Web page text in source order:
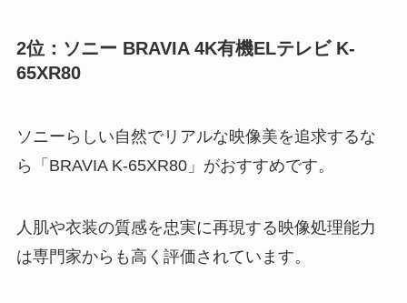
2位：ソニー BRAVIA 4K有機ELテレビ K-
65XR80
ソニーらしい自然でリアルな映像美を追求するな
ら「BRAVIA K-65XR80」がおすすめです。
人肌や衣装の質感を忠実に再現する映像処理能力
は専門家からも高く評価されています。